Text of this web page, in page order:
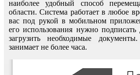
наиболее удобный способ
области. Система работает в любое
вас под рукой в мобильном
его использования нужно
загрузить необходимые
занимает не более часа.